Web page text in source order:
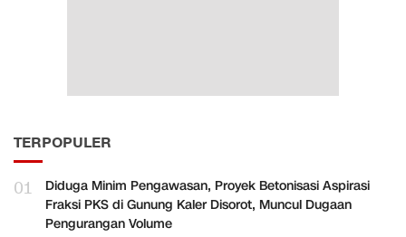
TERPOPULER
01
Diduga Minim Pengawasan, Proyek Betonisasi Aspirasi
Fraksi PKS di Gunung Kaler Disorot, Muncul Dugaan
Pengurangan Volume